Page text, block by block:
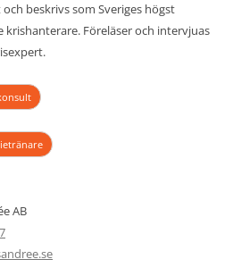
beskrivs som Sveriges högst
krishanterare. Föreläser och intervjuas
AB